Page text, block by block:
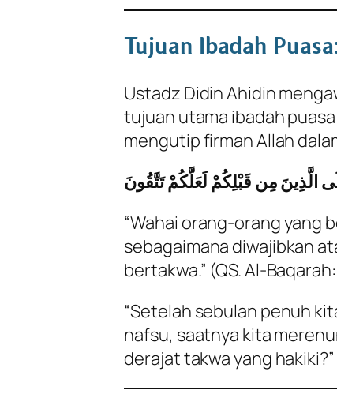
Tujuan Ibadah
Ustadz Didin Ahidin
tujuan utama ibadah
mengutip firman Allah
الَّذِينَ مِن قَبْلِكُمْ لَعَلَّكُمْ تَتَّقُونَ
“Wahai orang-orang yang
sebagaimana diwajibkan
bertakwa.” (QS. Al-
“Setelah sebulan penuh
nafsu, saatnya kita
derajat takwa yang